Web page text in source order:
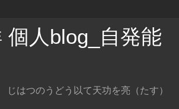
個人blog_自発能
はつのうどう以て天功を亮（たす）